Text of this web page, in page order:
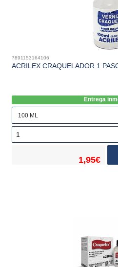
7891153164106
ACRILEX CRAQUELADOR 1
Entrega
1,95€